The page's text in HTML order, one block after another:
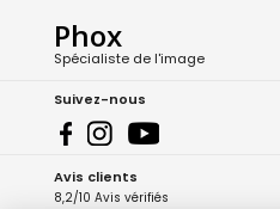
Phox
Spécialiste de l'image
Suivez-nous
Avis clients
8,2/10 Avis vérifiés